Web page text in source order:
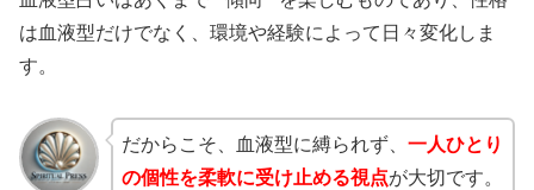
は血液型だけでなく、環境や経験によって日々変化しま
す。
だからこそ、血液型に縛られず、 一人ひとり
の個性を柔軟に受け止める視点が大切です。